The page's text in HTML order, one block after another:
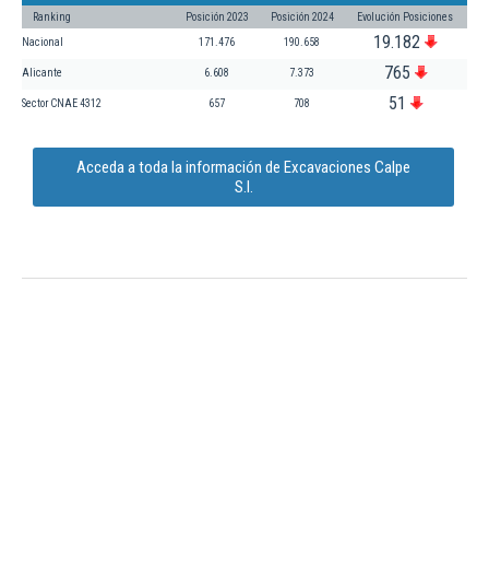
Ranking Posición 2023 Posición 2024 Evolución Posiciones
Nacional 171.476 190.658 19.182
Alicante 6.608 7.373 765
Sector CNAE 4312 657 708 51
Acceda a toda la información de Excavaciones Calpe
S.l.